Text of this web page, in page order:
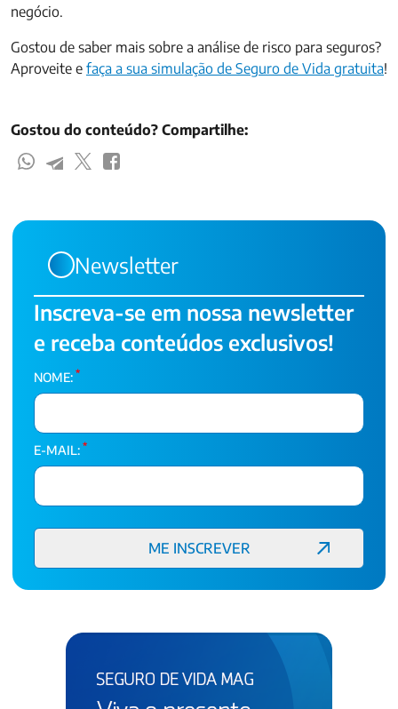
negócio.
Gostou de saber mais sobre a análise de risco para seguros?
Aproveite e faça a sua simulação de Seguro de Vida gratuita!
Gostou do conteúdo? Compartilhe:
Newsletter
Inscreva-se em nossa newsletter
e receba conteúdos exclusivos!
NOME: *
E-MAIL: *